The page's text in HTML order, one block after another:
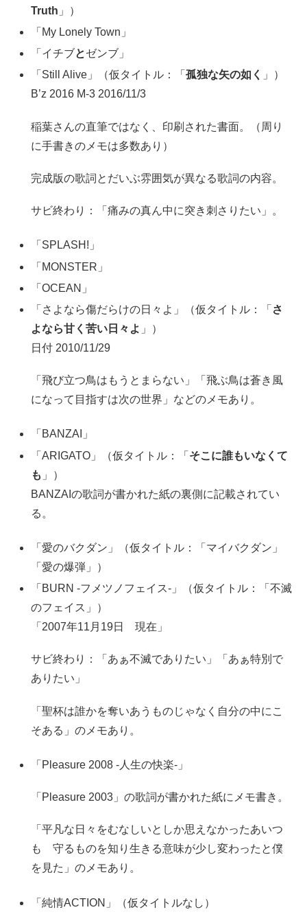
Truth 」）
「My Lonely Town」
「イチブとゼンブ」
「Still Alive」（仮タイトル：「孤独な矢の如く
」）
B’z 2016 M-3 2016/11/3
稲葉さんの直筆ではなく、印刷された書面。（周り
に手書きのメモは多数あり）
完成版の歌詞とだいぶ雰囲気が異なる歌詞の内容。
サビ終わり：「痛みの真ん中に突き刺さりたい」。
「SPLASH!」
「MONSTER」
「OCEAN」
「さよなら傷だらけの日々よ」（仮タイトル：「 さ
よなら甘く苦い日々よ 」）
日付 2010/11/29
「飛び立つ鳥はもうとまらない」「飛ぶ鳥は蒼き風
になって目指すは次の世界」などのメモあり。
「BANZAI」
「ARIGATO」（仮タイトル：「 そこに誰もいなくて
も 」）
BANZAIの歌詞が書かれた紙の裏側に記載されてい
る。
「愛のバクダン」（仮タイトル：「マイバクダン」
「愛の爆弾」）
「BURN -フメツノフェイス-」（仮タイトル：「不滅
のフェイス」）
「2007年11月19日 現在」
サビ終わり：「あぁ不滅でありたい」「あぁ特別で
ありたい」
「聖杯は誰かを奪いあうものじゃなく自分の中にこ
そある」のメモあり。
「Pleasure 2008 -人生の快楽-」
「Pleasure 2003」の歌詞が書かれた紙にメモ書き。
「平凡な日々をむなしいとしか思えなかったあいつ
も 守るものを知り生きる意味が少し変わったと僕
を見た」のメモあり。
「純情ACTION」（仮タイトルなし）